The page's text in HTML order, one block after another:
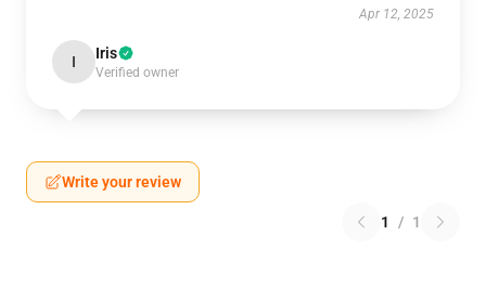
Apr 12, 2025
I Iris
Verified owner
Write your review
1 / 1